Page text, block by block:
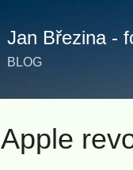
Jan Březina -
BLOG
Apple